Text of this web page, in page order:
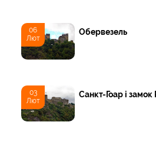
06
Лют
Обервезель
03
Лют
Санкт-Гоар і